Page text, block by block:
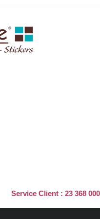
Service Client : 23 368 000